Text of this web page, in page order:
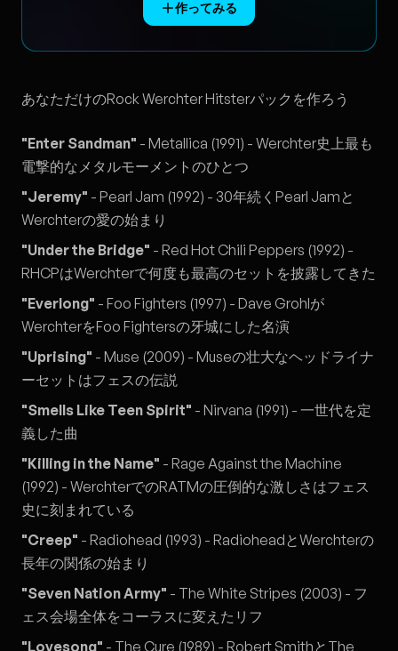
作ってみる
あなただけのRock Werchter Hitsterパックを作ろう
"Enter Sandman" - Metallica (1991) - Werchter史上最も
電撃的なメタルモーメントのひとつ
"Jeremy" - Pearl Jam (1992) - 30年続くPearl Jamと
Werchterの愛の始まり
"Under the Bridge" - Red Hot Chili Peppers (1992) -
RHCPはWerchterで何度も最高のセットを披露してきた
"Everlong" - Foo Fighters (1997) - Dave Grohlが
WerchterをFoo Fightersの牙城にした名演
"Uprising" - Muse (2009) - Museの壮大なヘッドライナ
ーセットはフェスの伝説
"Smells Like Teen Spirit" - Nirvana (1991) - 一世代を定
義した曲
"Killing in the Name" - Rage Against the Machine
(1992) - WerchterでのRATMの圧倒的な激しさはフェス
史に刻まれている
"Creep" - Radiohead (1993) - RadioheadとWerchterの
長年の関係の始まり
"Seven Nation Army" - The White Stripes (2003) - フ
ェス会場全体をコーラスに変えたリフ
"Lovesong" - The Cure (1989) - Robert SmithとThe